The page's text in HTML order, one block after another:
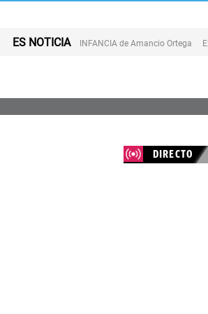
ES NOTICIA INFANCIA de Amancio Ortega
DIRECTO